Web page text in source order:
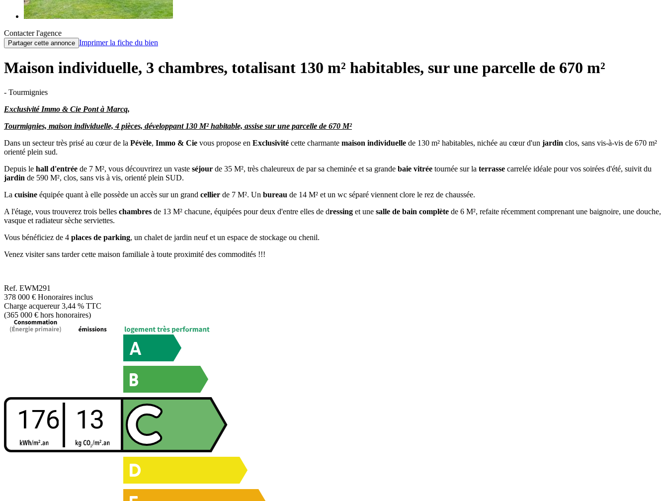
Contacter l'agence
Partager cette annonce Imprimer la fiche du bien
Maison individuelle, 3 chambres, totalisant 130 m² habitables, sur une parcelle de 670 m²
- Tourmignies
Exclusivité Immo & Cie Pont à Marcq,
Tourmignies, maison individuelle, 4 pièces, développant 130 M² habitable, assise sur une parcelle de 670 M²
Dans un secteur très prisé au cœur de la Pévèle, Immo & Cie vous propose en Exclusivité cette charmante maison individuelle de 130 m² habitables, nichée au cœur d'un jardin clos, sans vis-à-vis de 670 m²
orienté plein sud.
Depuis le hall d'entrée de 7 M², vous découvrirez un vaste séjour de 35 M², très chaleureux de par sa cheminée et sa grande baie vitrée tournée sur la terrasse carrelée idéale pour vos soirées d'été, suivit du
jardin de 590 M², clos, sans vis à vis, orienté plein SUD.
La cuisine équipée quant à elle possède un accès sur un grand cellier de 7 M². Un bureau de 14 M² et un wc séparé viennent clore le rez de chaussée.
A l'étage, vous trouverez trois belles chambres de 13 M² chacune, équipées pour deux d'entre elles de dressing et une salle de bain complète de 6 M², refaite récemment comprenant une baignoire, une douche,
vasque et radiateur sèche serviettes.
Vous bénéficiez de 4 places de parking, un chalet de jardin neuf et un espace de stockage ou chenil.
Venez visiter sans tarder cette maison familiale à toute proximité des commodités !!!
Ref. EWM291
378 000 € Honoraires inclus
Charge acquereur 3,44 % TTC
(365 000 € hors honoraires)
176 13